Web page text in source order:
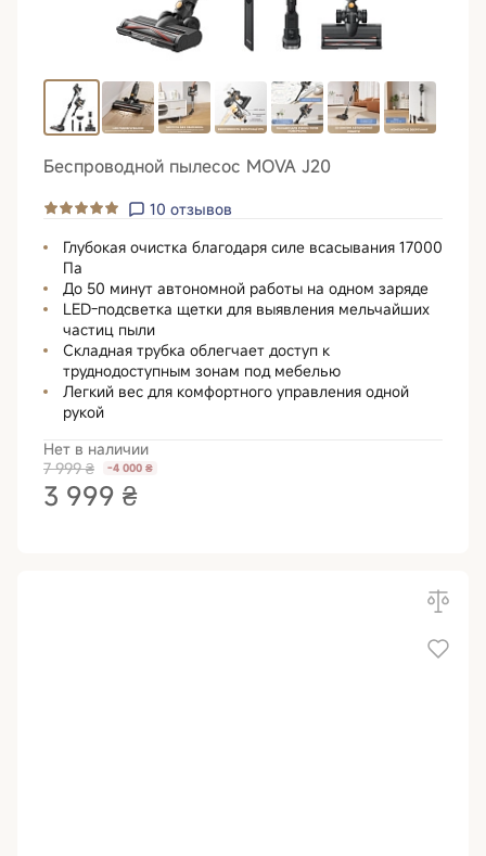
Беспроводной пылесос MOVA J20
10 отзывов
Глубокая очистка благодаря силе всасывания 17000
Па
До 50 минут автономной работы на одном заряде
LED-подсветка щетки для выявления мельчайших
частиц пыли
Складная трубка облегчает доступ к
труднодоступным зонам под мебелью
Легкий вес для комфортного управления одной
рукой
Нет в наличии
7 999 ₴
-4 000 ₴
3 999 ₴